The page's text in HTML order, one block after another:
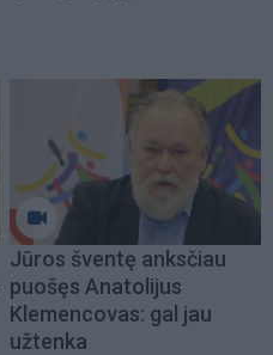
Jūros šventę anksčiau
puošęs Anatolijus
Klemencovas: gal jau
užtenka